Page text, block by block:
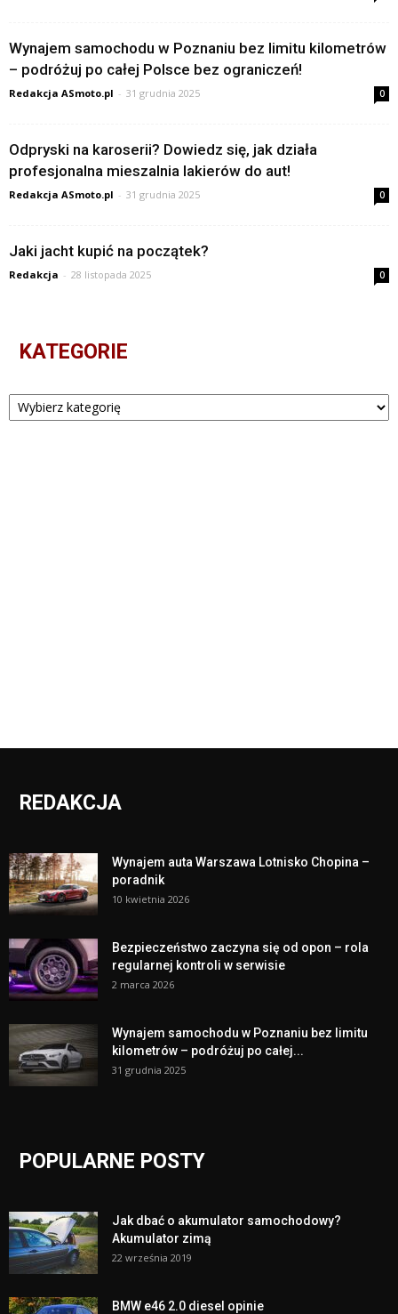
Wynajem samochodu w Poznaniu bez limitu kilometrów
– podróżuj po całej Polsce bez ograniczeń!
Redakcja ASmoto.pl - 31 grudnia 2025 0
Odpryski na karoserii? Dowiedz się, jak działa
profesjonalna mieszalnia lakierów do aut!
Redakcja ASmoto.pl - 31 grudnia 2025 0
Jaki jacht kupić na początek?
Redakcja - 28 listopada 2025 0
KATEGORIE
Kategorie
REDAKCJA
Wynajem auta Warszawa Lotnisko Chopina –
poradnik
10 kwietnia 2026
Bezpieczeństwo zaczyna się od opon – rola
regularnej kontroli w serwisie
2 marca 2026
Wynajem samochodu w Poznaniu bez limitu
kilometrów – podróżuj po całej...
31 grudnia 2025
POPULARNE POSTY
Jak dbać o akumulator samochodowy?
Akumulator zimą
22 września 2019
BMW e46 2.0 diesel opinie